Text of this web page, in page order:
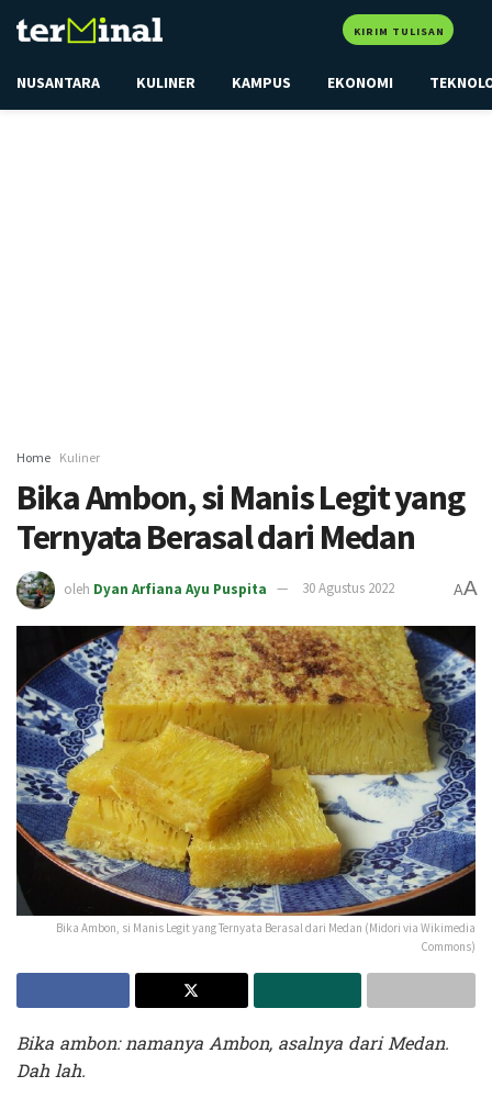
KIRIM TULISAN
NUSANTARA KULINER KAMPUS EKONOMI
Home Kuliner
Bika Ambon, si Manis Legit yang
Ternyata Berasal dari Medan
oleh Dyan Arfiana Ayu Puspita 30 Agustus 2022 AA
Bika Ambon, si Manis Legit yang Ternyata Berasal dari Medan (Midori via Wikimedia
Commons)
Bika ambon: namanya Ambon, asalnya dari Medan.
Dah lah.